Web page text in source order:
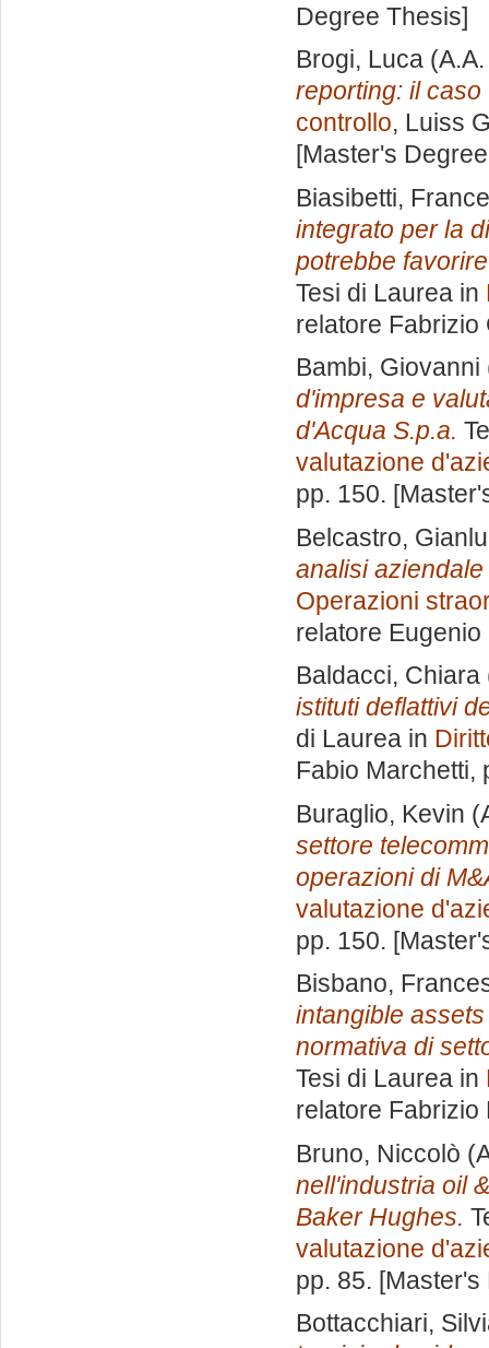
Degree Thesis]
Brogi, Luca
reporting: il caso
controllo, Luiss
[Master's
Biasibetti,
integrato per la
potrebbe
Tesi di Laurea in
relatore Fabrizio
Bambi, Giovanni
d'impresa e
d'Acqua S.p.a.
valutazione
pp. 150.
Belcastro,
analisi
Operazioni
relatore Eugenio
Baldacci, Chiara
istituti deflattivi
di Laurea in
Fabio Marchetti,
Buraglio, Kevin
settore
operazioni di
valutazione
pp. 150.
Bisbano,
intangible
normativa di
Tesi di Laurea in
relatore Fabrizio
Bruno, Niccolò
nell'industria oil
Baker Hughes.
valutazione
pp. 85.
Bottacchiari,